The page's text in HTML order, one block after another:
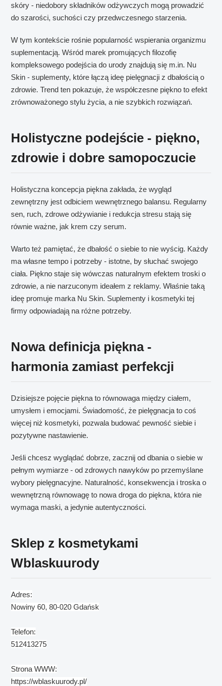
skóry - niedobory składników odżywczych mogą prowadzić
do szarości, suchości czy przedwczesnego starzenia.
W tym kontekście rośnie popularność wspierania organizmu
suplementacją. Wśród marek promujących filozofię
kompleksowego podejścia do urody znajdują się m.in. Nu
Skin - suplementy, które łączą ideę pielęgnacji z dbałością o
zdrowie. Trend ten pokazuje, że współczesne piękno to efekt
zrównoważonego stylu życia, a nie szybkich rozwiązań.
Holistyczne podejście - piękno,
zdrowie i dobre samopoczucie
Holistyczna koncepcja piękna zakłada, że wygląd
zewnętrzny jest odbiciem wewnętrznego balansu. Regularny
sen, ruch, zdrowe odżywianie i redukcja stresu stają się
równie ważne, jak krem czy serum.
Warto też pamiętać, że dbałość o siebie to nie wyścig. Każdy
ma własne tempo i potrzeby - istotne, by słuchać swojego
ciała. Piękno staje się wówczas naturalnym efektem troski o
zdrowie, a nie narzuconym ideałem z reklamy. Właśnie taką
ideę promuje marka Nu Skin. Suplementy i kosmetyki tej
firmy odpowiadają na różne potrzeby.
Nowa definicja piękna -
harmonia zamiast perfekcji
Dzisiejsze pojęcie piękna to równowaga między ciałem,
umysłem i emocjami. Świadomość, że pielęgnacja to coś
więcej niż kosmetyki, pozwala budować pewność siebie i
pozytywne nastawienie.
Jeśli chcesz wyglądać dobrze, zacznij od dbania o siebie w
pełnym wymiarze - od zdrowych nawyków po przemyślane
wybory pielęgnacyjne. Naturalność, konsekwencja i troska o
wewnętrzną równowagę to nowa droga do piękna, która nie
wymaga maski, a jedynie autentyczności.
Sklep z kosmetykami
Wblaskuurody
Adres:
Nowiny 60, 80-020 Gdańsk
Telefon:
512413275
Strona WWW:
https://wblaskuurody.pl/